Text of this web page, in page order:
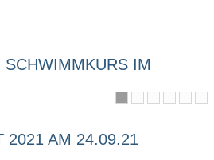
SCHWIMMKURS IM
2021 AM 24.09.21